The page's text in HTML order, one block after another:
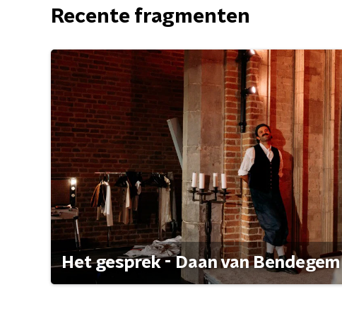
Recente fragmenten
Het gesprek - Daan van Bendegem